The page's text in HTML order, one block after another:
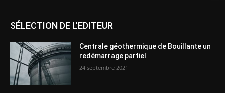
SÉLECTION DE L'EDITEUR
Centrale géothermique de Bouillante un
redémarrage partiel
24 septembre 2021